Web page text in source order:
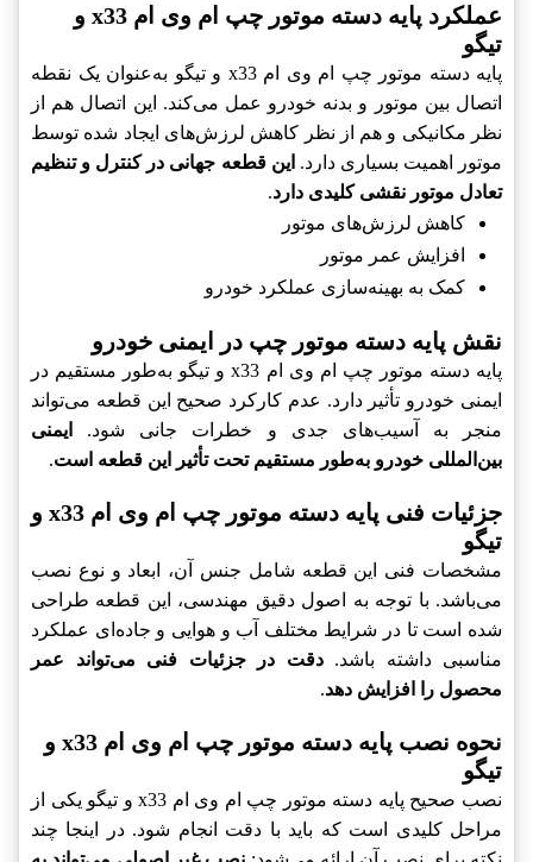
عملکرد پایه دسته موتور چپ ام وی ام x33 و
تیگو
پایه دسته موتور چپ ام وی ام x33 و تیگو به‌عنوان یک نقطه
اتصال بین موتور و بدنه خودرو عمل می‌کند. این اتصال هم از
نظر مکانیکی و هم از نظر کاهش لرزش‌های ایجاد شده توسط
موتور اهمیت بسیاری دارد. این قطعه جهانی در کنترل و تنظیم
تعادل موتور نقشی کلیدی دارد.
کاهش لرزش‌های موتور
افزایش عمر موتور
کمک به بهینه‌سازی عملکرد خودرو
نقش پایه دسته موتور چپ در ایمنی خودرو
پایه دسته موتور چپ ام وی ام x33 و تیگو به‌طور مستقیم در
ایمنی خودرو تأثیر دارد. عدم کارکرد صحیح این قطعه می‌تواند
منجر به آسیب‌های جدی و خطرات جانی شود.
ایمنی
بین‌المللی خودرو به‌طور مستقیم تحت تأثیر این قطعه است.
جزئیات فنی پایه دسته موتور چپ ام وی ام x33 و
تیگو
مشخصات فنی این قطعه شامل جنس آن، ابعاد و نوع نصب
می‌باشد. با توجه به اصول دقیق مهندسی، این قطعه طراحی
شده است تا در شرایط مختلف آب و هوایی و جاده‌ای عملکرد
مناسبی داشته باشد.دقت در جزئیات فنی می‌تواند عمر
محصول را افزایش دهد.
نحوه نصب پایه دسته موتور چپ ام وی ام x33 و
تیگو
نصب صحیح پایه دسته موتور چپ ام وی ام x33 و تیگو یکی از
مراحل کلیدی است که باید با دقت انجام شود. در اینجا چند